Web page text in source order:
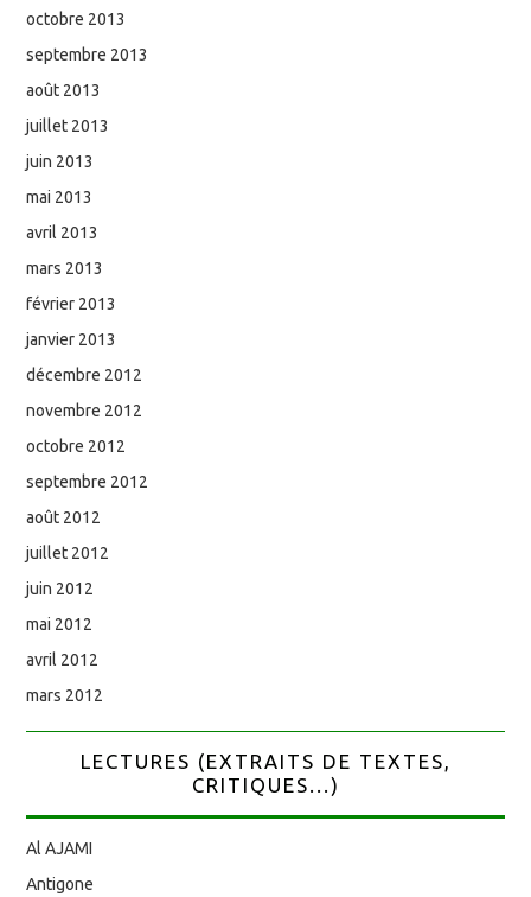
octobre 2013
septembre 2013
août 2013
juillet 2013
juin 2013
mai 2013
avril 2013
mars 2013
février 2013
janvier 2013
décembre 2012
novembre 2012
octobre 2012
septembre 2012
août 2012
juillet 2012
juin 2012
mai 2012
avril 2012
mars 2012
LECTURES (EXTRAITS DE TEXTES,
CRITIQUES...)
Al AJAMI
Antigone